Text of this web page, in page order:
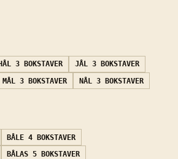
HÅL 3 BOKSTAVER JÅL 3 BOKSTAVER
MÅL 3 BOKSTAVER NÅL
3 BOKSTAVER
BÅLE 4 BOKSTAVER
BÅLAS 5 BOKSTAVER